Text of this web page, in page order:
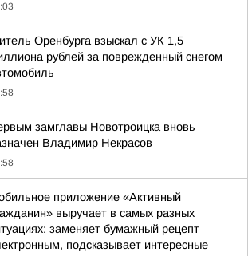
Оренбурга взыскал с УК 1,5
рублей за поврежденный снегом
замглавы Новотроицка вновь
Владимир Некрасов
приложение «Активный
выручает в самых разных
заменяет бумажный рецепт
подсказывает интересные